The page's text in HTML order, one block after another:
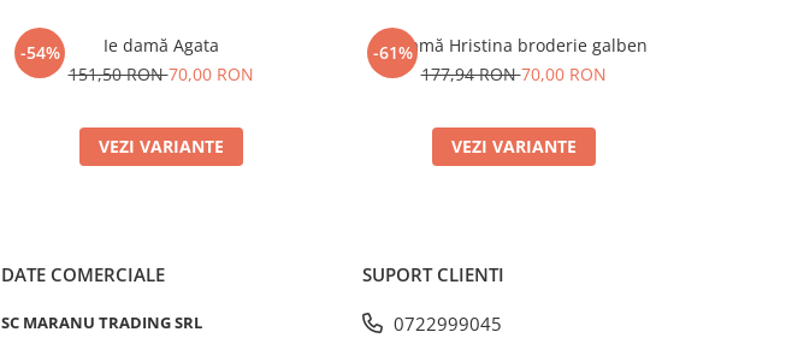
-54%
Ie damă Agata
151,50 RON70,00 RON
VEZI VARIANTE
-61%
Ie damă Hristina broderie galben
177,94 RON70,00 RON
VEZI VARIANTE
DATE COMERCIALE
SC MARANU TRADING SRL
SUPORT CLIENTI
0722999045